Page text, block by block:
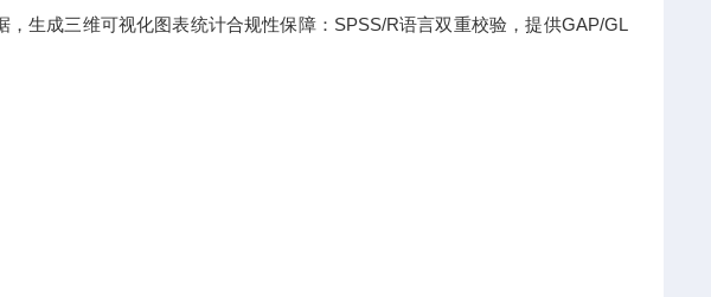
生成三维可视化图表统计合规性保障：SPSS/R语言双重校验，提供GAP/GL